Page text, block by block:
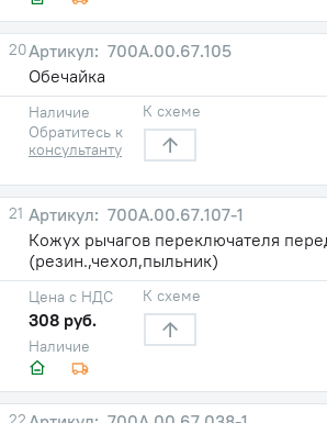
20
700А.00.67.105
Обечайка
Наличие
Обратитесь к
консультанту
К схеме
21
700А.00.67.107-1
Кожух рычагов переключателя
(резин.,чехол,пыльник)
Наличие
Цена с НДС
308 руб.
К схеме